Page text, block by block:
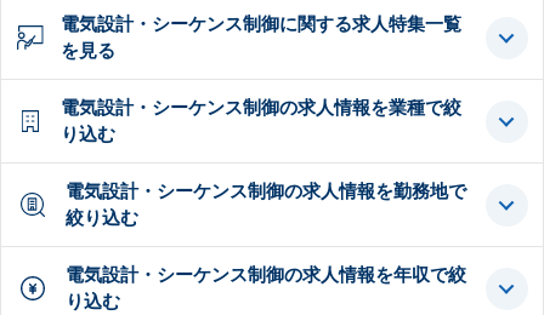
電気設計・シーケンス制御に関する求人特集一覧
を見る
電気設計・シーケンス制御の求人情報を業種で絞
り込む
電気設計・シーケンス制御の求人情報を勤務地で
絞り込む
電気設計・シーケンス制御の求人情報を年収で絞
り込む